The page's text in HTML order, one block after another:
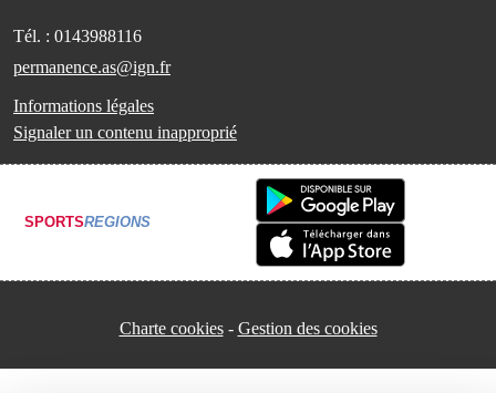
Tél. : 0143988116
permanence.as@ign.fr
Informations légales
Signaler un contenu inapproprié
SPORTSREGIONS
Charte cookies Gestion des cookies